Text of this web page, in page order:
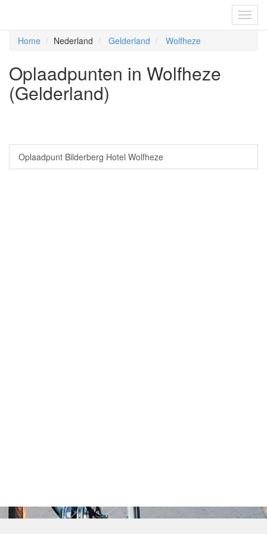
Home Nederland Gelderland Wolfheze
Oplaadpunten in Wolfheze
(Gelderland)
Oplaadpunt Bilderberg Hotel Wolfheze